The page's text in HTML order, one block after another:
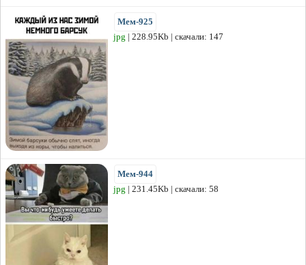
Мем-925
jpg | 228.95Kb | скачали: 147
Мем-944
jpg | 231.45Kb | скачали: 58